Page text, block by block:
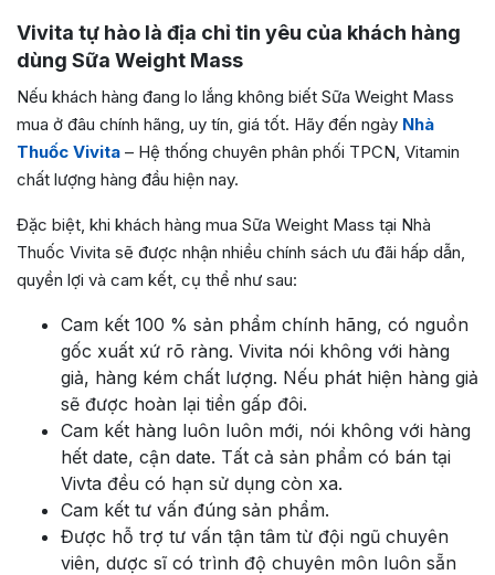
Vivita tự hào là địa chỉ tin yêu của khách hàng
dùng Sữa Weight Mass
Nếu khách hàng đang lo lắng không biết Sữa Weight Mass
mua ở đâu chính hãng, uy tín, giá tốt. Hãy đến ngày Nhà
Thuốc Vivita – Hệ thống chuyên phân phối TPCN, Vitamin
chất lượng hàng đầu hiện nay.
Đặc biệt, khi khách hàng mua Sữa Weight Mass tại Nhà
Thuốc Vivita sẽ được nhận nhiều chính sách ưu đãi hấp dẫn,
quyền lợi và cam kết, cụ thể như sau:
Cam kết 100 % sản phẩm chính hãng, có nguồn
gốc xuất xứ rõ ràng. Vivita nói không với hàng
giả, hàng kém chất lượng. Nếu phát hiện hàng giả
sẽ được hoàn lại tiền gấp đôi.
Cam kết hàng luôn luôn mới, nói không với hàng
hết date, cận date. Tất cả sản phẩm có bán tại
Vivta đều có hạn sử dụng còn xa.
Cam kết tư vấn đúng sản phẩm.
Được hỗ trợ tư vấn tận tâm từ đội ngũ chuyên
viên, dược sĩ có trình độ chuyên môn luôn sẵn